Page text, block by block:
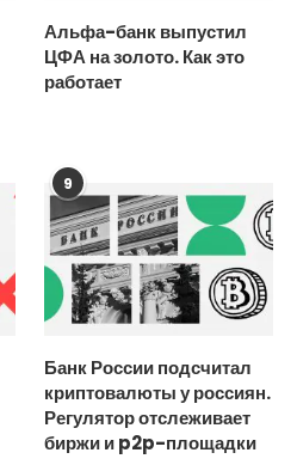
Альфа-банк выпустил
ЦФА на золото. Как это
работает
9
Банк России подсчитал
криптовалюты у россиян.
Регулятор отслеживает
биржи и p2p-площадки